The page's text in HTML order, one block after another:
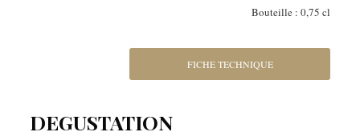
Bouteille : 0,75 cl
FICHE TECHNIQUE
DEGUSTATION